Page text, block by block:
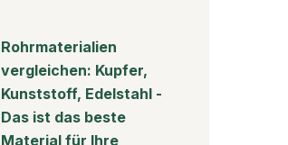
Rohrmaterialien
vergleichen: Kupfer,
Kunststoff, Edelstahl -
Das ist das beste
Material für Ihre